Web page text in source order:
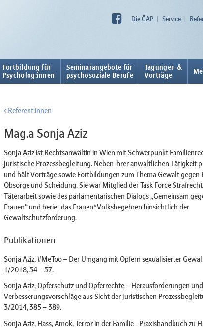
Die ÖAP Service
Fortbildung für
Psycholog:innen
Seminarangebote für
psychosoziale Berufe
Tagungen &
Vorträge
Referent:innen
Mag.a Sonja Aziz
Sonja Aziz ist Rechtsanwältin in Wien mit Schwerpunkt
juristische Prozessbegleitung. Neben ihrer anwaltlichen Tätigkeit
und hält Vorträge sowie Fortbildungen zum Thema Gewalt gegen
Obsorge und Scheidung. Sie war Mitglied der Task Force
Täterarbeit sowie des parlamentarischen Dialogs „Gemeinsam
Frauen“ und beriet das Frauen*Volksbegehren hinsichtlich der
Gewaltschutzforderung.
Publikationen
Sonja Aziz, #MeToo – Der Umgang mit Opfern sexualisierter
1/2018, 34 – 37.
Sonja Aziz, Opferschutz und Opferrechte – Herausforderungen und
Verbesserungsvorschläge aus Sicht der juristischen
3/2014, 385 – 389.
Sonja Aziz, Hass, Amok, Terror in der Familie - Praxishandbuch zu